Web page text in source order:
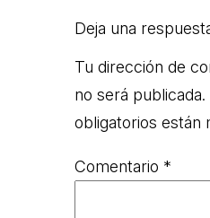
Deja una
Tu dirección de
no será publicada.
obligatorios están
Comentario *